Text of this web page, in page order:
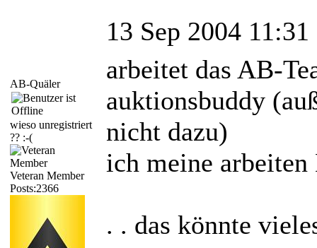
AB-Quäler
wieso unregistriert
?? :-(
Veteran Member
Posts:2366
13 Sep 2004 11:31
arbeitet das AB-
auktionsbuddy
nicht dazu)
ich meine
. . das könnte